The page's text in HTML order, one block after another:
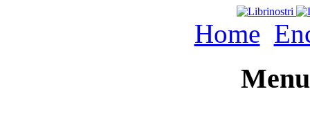
Home